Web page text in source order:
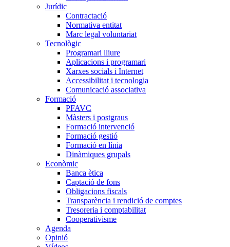
Jurídic
Contractació
Normativa entitat
Marc legal voluntariat
Tecnològic
Programari lliure
Aplicacions i programari
Xarxes socials i Internet
Accessibilitat i tecnologia
Comunicació associativa
Formació
PFAVC
Màsters i postgraus
Formació intervenció
Formació gestió
Formació en línia
Dinàmiques grupals
Econòmic
Banca ètica
Captació de fons
Obligacions fiscals
Transparència i rendició de comptes
Tresoreria i comptabilitat
Cooperativisme
Agenda
Opinió